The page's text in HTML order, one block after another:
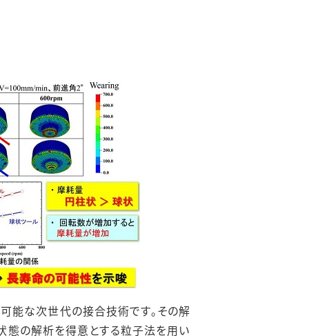
な次世代の接合技術です。その解
態の解析を得意とする粒子法を用い